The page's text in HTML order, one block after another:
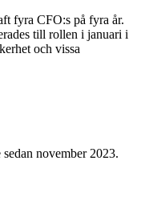
fyra CFO:s på fyra år.
till rollen i januari i
och vissa
november 2023.